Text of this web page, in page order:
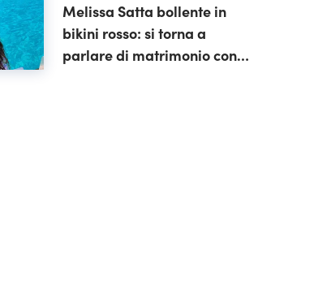
Melissa Satta bollente in
bikini rosso: si torna a
parlare di matrimonio con